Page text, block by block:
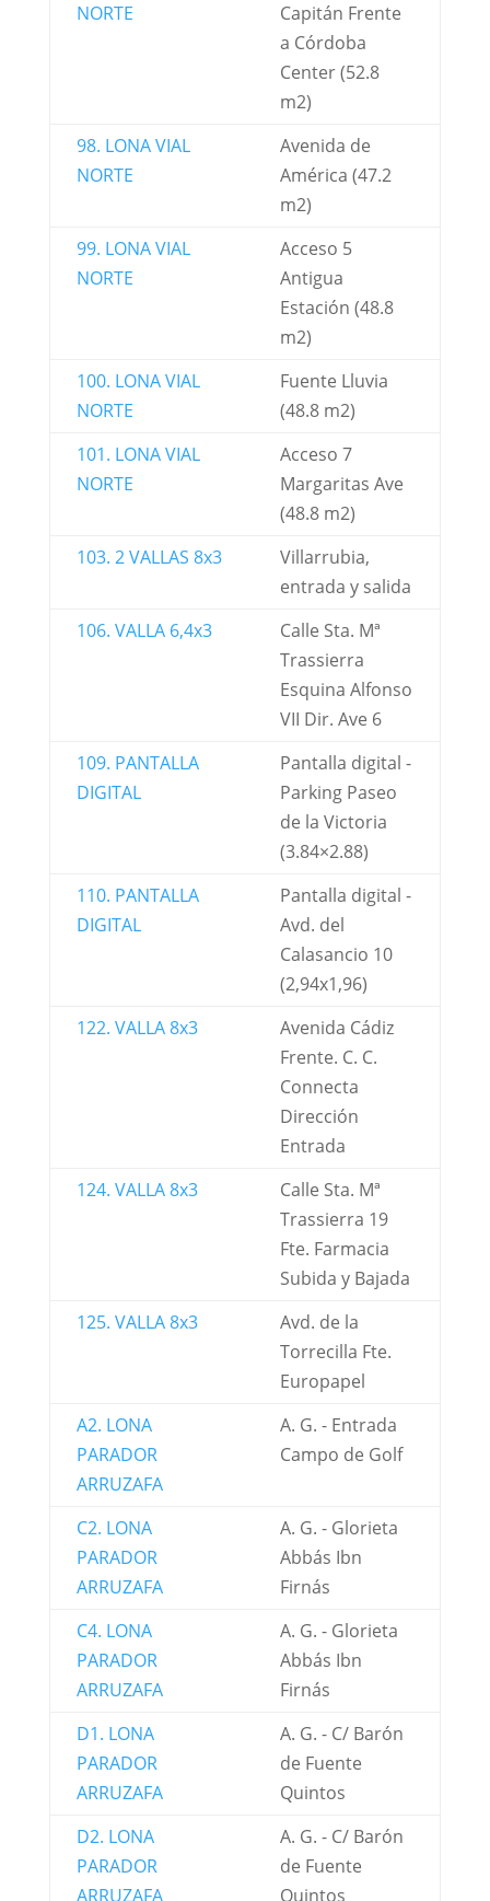
NORTE
Capitán Frente
a Córdoba
Center (52.8
m2)
98. LONA VIAL
NORTE
Avenida de
América (47.2
m2)
99. LONA VIAL
NORTE
Acceso 5
Antigua
Estación (48.8
m2)
100. LONA VIAL
NORTE
Fuente Lluvia
(48.8 m2)
101. LONA VIAL
NORTE
Acceso 7
Margaritas Ave
(48.8 m2)
103. 2 VALLAS 8x3
Villarrubia,
entrada y salida
106. VALLA 6,4x3
Calle Sta. Mª
Trassierra
Esquina Alfonso
VII Dir. Ave 6
109. PANTALLA
DIGITAL
Pantalla digital -
Parking Paseo
de la Victoria
(3.84×2.88)
110. PANTALLA
DIGITAL
Pantalla digital -
Avd. del
Calasancio 10
(2,94x1,96)
122. VALLA 8x3
Avenida Cádiz
Frente. C. C.
Connecta
Dirección
Entrada
124. VALLA 8x3
Calle Sta. Mª
Trassierra 19
Fte. Farmacia
Subida y Bajada
125. VALLA 8x3
Avd. de la
Torrecilla Fte.
Europapel
A2. LONA
PARADOR
ARRUZAFA
A. G. - Entrada
Campo de Golf
C2. LONA
PARADOR
ARRUZAFA
A. G. - Glorieta
Abbás Ibn
Firnás
C4. LONA
PARADOR
ARRUZAFA
A. G. - Glorieta
Abbás Ibn
Firnás
D1. LONA
PARADOR
ARRUZAFA
A. G. - C/ Barón
de Fuente
Quintos
D2. LONA
PARADOR
ARRUZAFA
A. G. - C/ Barón
de Fuente
Quintos